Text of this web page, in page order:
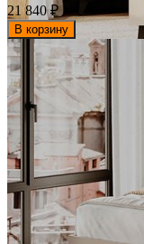
21 840₽
В корзину